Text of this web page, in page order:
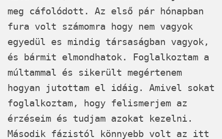
meg cáfolódott. Az első pár hónapban
fura volt számomra hogy nem vagyok
egyedül es mindig társaságban vagyok,
és bármit elmondhatok. Foglalkoztam a
múltammal és sikerült megértenem
hogyan jutottam el idáig. Amivel sokat
foglalkoztam, hogy felismerjem az
érzéseim és tudjam azokat kezelni.
Második fázistól könnyebb volt az itt